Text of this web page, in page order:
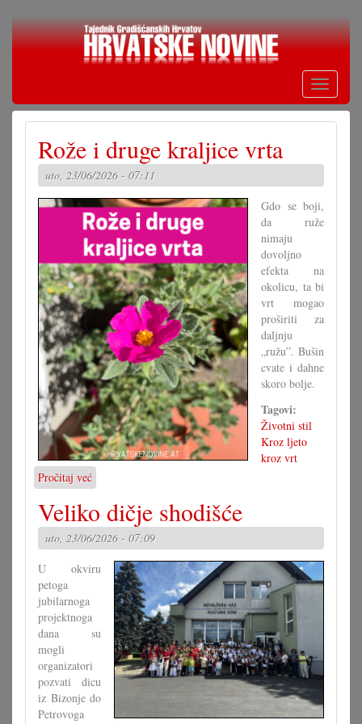
Skoči
Toggle
Rože i druge kraljice vrta
uto, 23/06/2026 - 07:11
Gdo se boji,
da ruže
nimaju
dovoljno
efekta na
okolicu, ta bi
vrt mogao
proširiti za
daljnju
„ružu”. Bušin
cvate i dahne
skoro bolje.
Tagovi:
Životni stil
Kroz ljeto
kroz vrt
Pročitaj već
Rože
i
druge
kraljice
Veliko dičje shodišće
uto, 23/06/2026 - 07:09
U okviru
petoga
jubilarnoga
projektnoga
dana su
mogli
organizatori
pozvati dicu
iz Bizonje do
Petrovoga